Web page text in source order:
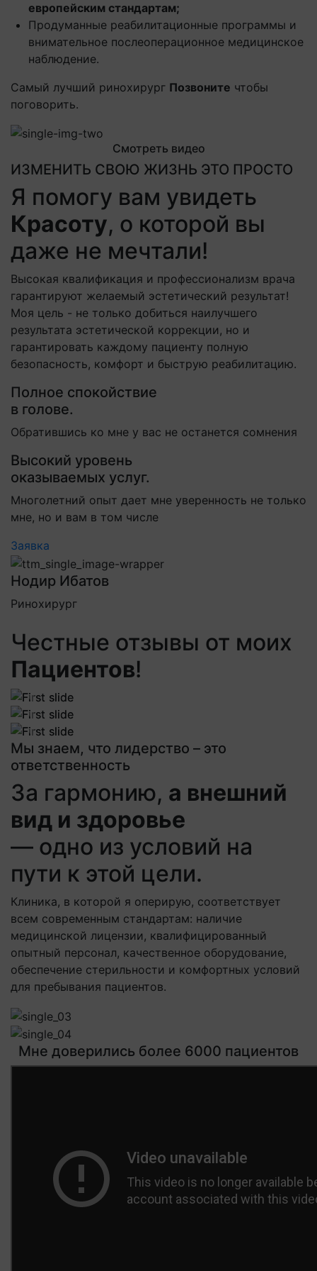
европейским стандартам;
Продуманные реабилитационные программы и
внимательное послеоперационное медицинское
наблюдение.
Самый лучший ринохирург Позвоните чтобы
поговорить.
Смотреть видео
ИЗМЕНИТЬ СВОЮ ЖИЗНЬ ЭТО ПРОСТО
Я помогу вам увидеть
Красоту, о которой вы
даже не мечтали!
Высокая квалификация и профессионализм врача
гарантируют желаемый эстетический результат!
Моя цель - не только добиться наилучшего
результата эстетической коррекции, но и
гарантировать каждому пациенту полную
безопасность, комфорт и быструю реабилитацию.
Полное спокойствие
в голове.
Обратившись ко мне у вас не останется сомнения
Высокий уровень
оказываемых услуг.
Многолетний опыт дает мне уверенность не только
мне, но и вам в том числе
Заявка
Нодир Ибатов
Ринохирург
Честные отзывы от моих
Пациентов!
Previous
Previous
Previous
Мы знаем, что лидерство – это
ответственность
За гармонию, а внешний
вид и здоровье
— одно из условий на
пути к этой цели.
Клиника, в которой я оперирую, соответствует
всем современным стандартам: наличие
медицинской лицензии, квалифицированный
опытный персонал, качественное оборудование,
обеспечение стерильности и комфортных условий
для пребывания пациентов.
Мне доверились более 6000 пациентов